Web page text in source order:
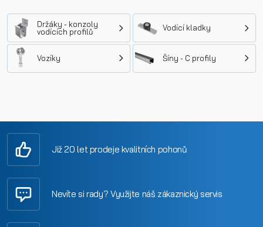
Držáky - konzoly
vodících profilů
Vodící kladky
Vozíky Šíny - C profily
Již 20 let prodeje kvalitních pohonů
Nevíte si rady? Využijte náš zákaznický servis